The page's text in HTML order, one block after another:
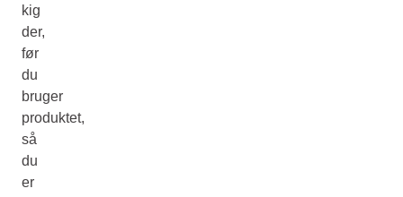
kig
der,
før
du
bruger
produktet,
så
du
er